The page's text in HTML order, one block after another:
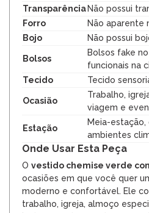
Transparência Não possui
Forro
Não aparente
Bojo
Não possui
Bolsos
Bolsos fake
funcionais na
Tecido
Tecido
Ocasião
Trabalho,
viagem e
Estação
Meia-estação,
ambientes
Onde Usar Esta Peça
O vestido chemise verde
ocasiões em que você quer
moderno e confortável. Ele
trabalho, igreja, almoço